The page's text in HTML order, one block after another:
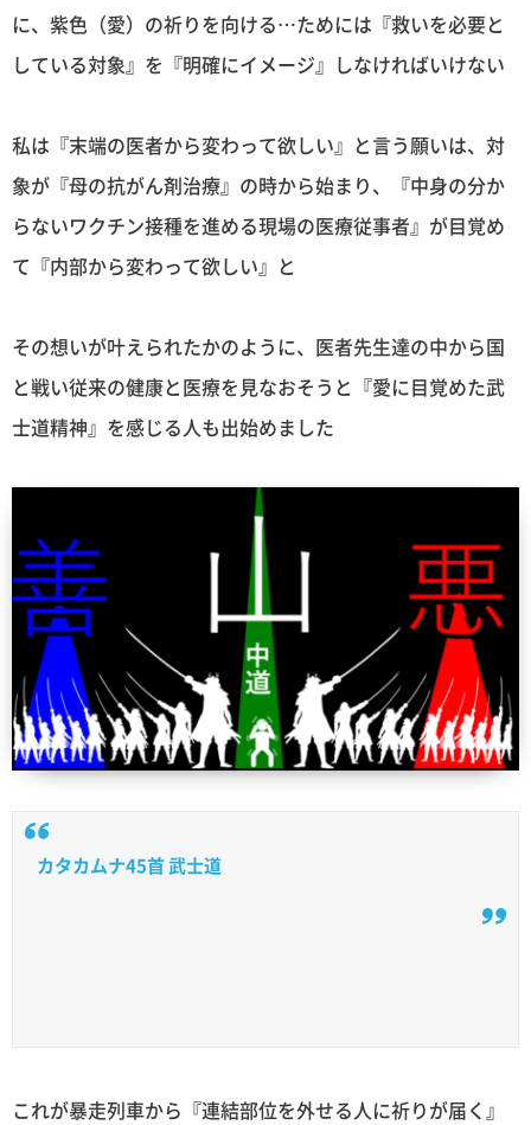
に、紫色（愛）の祈りを向ける…ためには『救いを必要と
している対象』を『明確にイメージ』しなければいけない
私は『末端の医者から変わって欲しい』と言う願いは、対
象が『母の抗がん剤治療』の時から始まり、『中身の分か
らないワクチン接種を進める現場の医療従事者』が目覚め
て『内部から変わって欲しい』と
その想いが叶えられたかのように、医者先生達の中から国
と戦い従来の健康と医療を見なおそうと『愛に目覚めた武
士道精神』を感じる人も出始めました
カタカムナ45首 武士道
これが暴走列車から『連結部位を外せる人に祈りが届く』